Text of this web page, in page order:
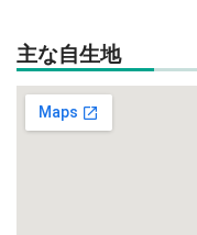
主な自生地